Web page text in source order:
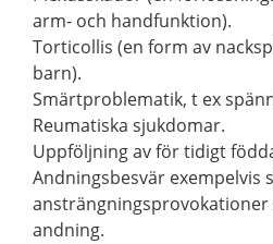
arm- och handfunktion).
Torticollis (en form av
barn).
Smärtproblematik, t ex
Reumatiska sjukdomar.
Uppföljning av för tidigt
Andningsbesvär exempelvis
andning.